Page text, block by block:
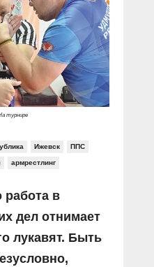
турнире
Ижевск ППС
армрестлинг
работа в
дел отнимает
лукавят. Быть